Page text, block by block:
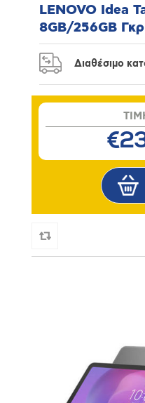
LENOVO Idea
8GB/256GB
Διαθέσιμο